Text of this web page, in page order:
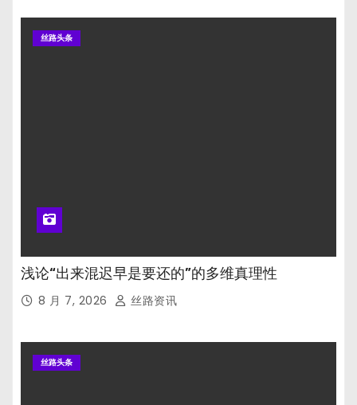
丝路头条
浅论“出来混迟早是要还的”的多维真理性
8 月 7, 2026 丝路资讯
丝路头条